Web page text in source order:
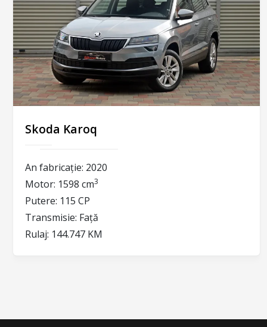
Skoda Karoq
An fabricație: 2020
Motor: 1598 cm3
Putere: 115 CP
Transmisie: Față
Rulaj: 144.747 KM